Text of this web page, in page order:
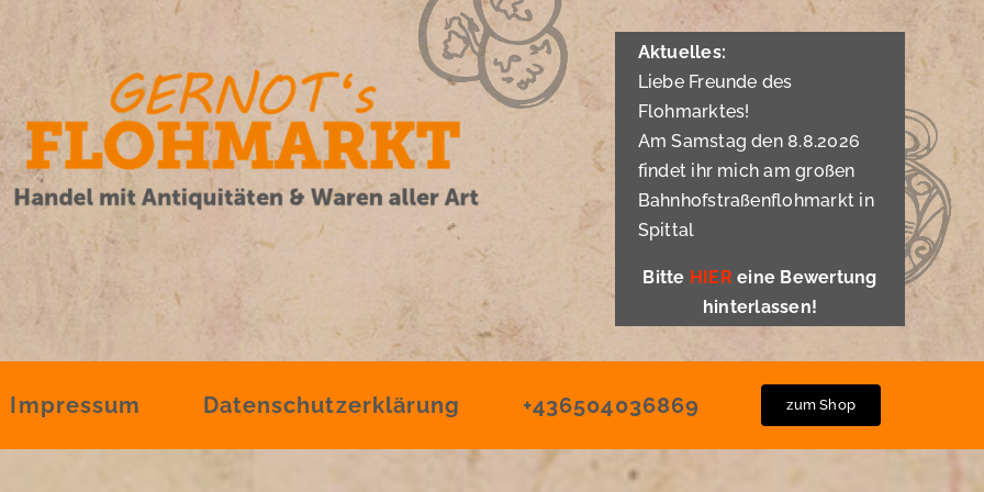
Aktuelles:
Liebe Freunde des
Flohmarktes!
Am Samstag den 8.8.2026
findet ihr mich am großen
Bahnhofstraßenflohmarkt in
Spittal
Bitte HIER eine Bewertung
hinterlassen!
Impressum Datenschutzerklärung +436504036869 zum Shop